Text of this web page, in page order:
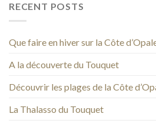
RECENT POSTS
Que faire en hiver sur la Côte
A la découverte du Touquet
Découvrir les plages de la Côte
La Thalasso du Touquet